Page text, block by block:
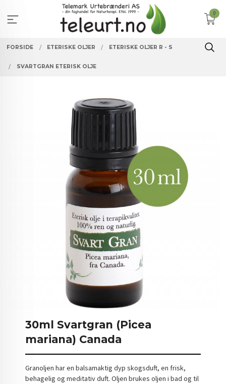
innholdet
0
FORSIDE ETERISKE OLJER ETERISKE OLJER R - S
SVARTGRAN ETERISK OLJE
30ml Svartgran (Picea
mariana) Canada
Granoljen har en balsamaktig dyp skogsduft, en frisk,
behagelig og meditativ duft. Oljen brukes oljen i bad og til